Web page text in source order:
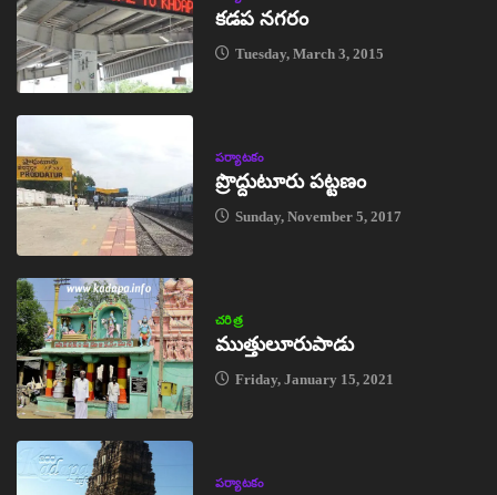
కడప నగరం
Tuesday, March 3, 2015
పర్యాటకం
ప్రొద్దుటూరు పట్టణం
Sunday, November 5, 2017
చరిత్ర
ముత్తులూరుపాడు
Friday, January 15, 2021
పర్యాటకం